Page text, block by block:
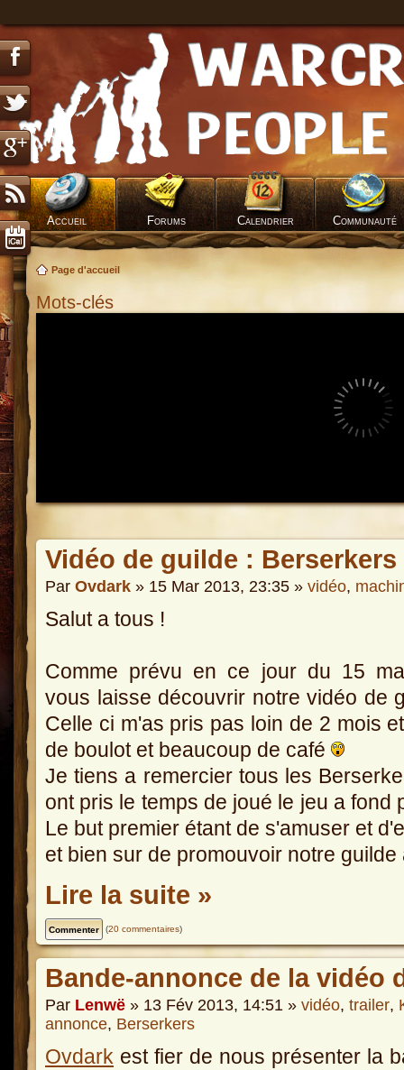
Accueil Forums Calendrier Communauté
Page d'accueil
Mots-clés
Vidéo de guilde : Berserkers
Par Ovdark » 15 Mar 2013, 23:35 » vidéo,
Salut a tous !
Comme prévu en ce jour du 15
vous laisse découvrir notre vidéo de
Celle ci m'as pris pas loin de 2 mois
de boulot et beaucoup de café
Je tiens a remercier tous les
ont pris le temps de joué le jeu a
Le but premier étant de s'amuser et
et bien sur de promouvoir notre
Lire la suite »
(20 commentaires)
Bande-annonce de la vidéo
Par Lenwë » 13 Fév 2013, 14:51 » vidéo, trailer,
annonce, Berserkers
Ovdark est fier de nous présenter la